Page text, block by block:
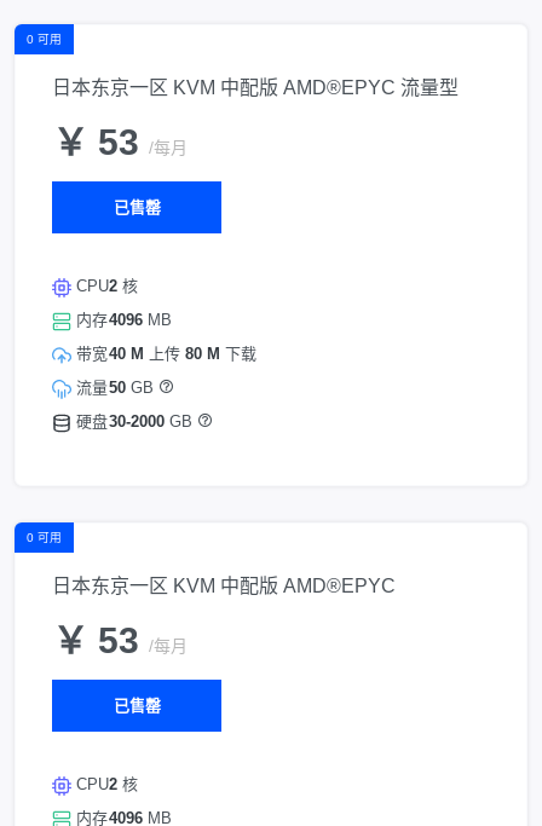
0 可用
日本东京一区 KVM 中配版 AMD®EPYC 流量型
￥ 53 /每月
已售罄
CPU
内存
带宽
流量
硬盘
2 核
4096 MB
40 M
上传 80 M 下载
50 GB
30-2000 GB
0 可用
日本东京一区 KVM 中配版 AMD®EPYC
￥ 53 /每月
已售罄
CPU
内存
2 核
4096 MB